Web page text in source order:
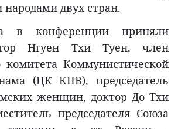
двух стран.
в конференции приняли
Нгуен Тхи Туен, член
комитета Коммунистической
(ЦК КПВ), председатель
женщин, доктор До Тхи
председателя Союза